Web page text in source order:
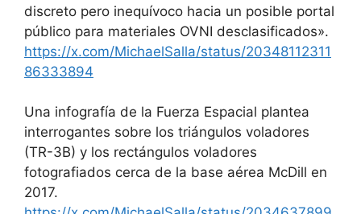
discreto pero inequívoco hacia un posible portal
público para materiales OVNI desclasificados».
https://x.com/MichaelSalla/status/20348112311
86333894
Una infografía de la Fuerza Espacial plantea
interrogantes sobre los triángulos voladores
(TR-3B) y los rectángulos voladores
fotografiados cerca de la base aérea McDill en
2017.